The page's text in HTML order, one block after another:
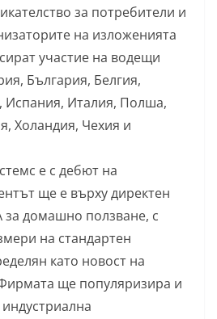
за потребители и
на изложенията
участие на водещи
България, Белгия,
Испания, Италия, Полша,
Холандия, Чехия и
е с дебют на
ще е върху директен
за домашно ползване, с
на стандартен
като новост на
ще популяризира и